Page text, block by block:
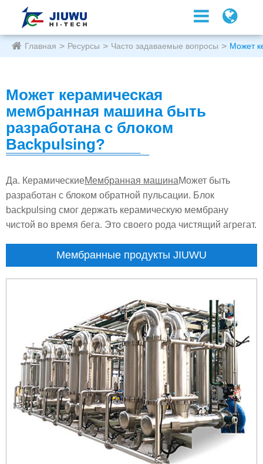
Главная Ресурсы Часто задаваемые вопросы Может
Может керамическая
мембранная машина быть
разработана с блоком
Backpulsing?
Да. КерамическиеМембранная машинаМожет быть
разработан с блоком обратной пульсации. Блок
backpulsing смог держать керамическую мембрану
чистой во время бега. Это своего рода чистящий агрегат.
Мембранные продукты JIUWU